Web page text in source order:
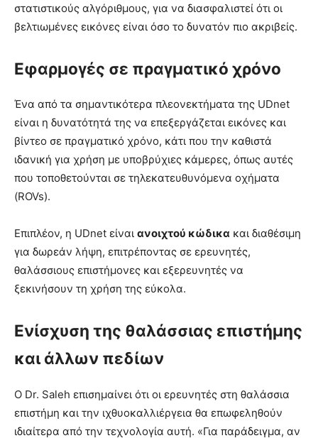
στατιστικούς αλγόριθμους, για να διασφαλιστεί ότι οι
βελτιωμένες εικόνες είναι όσο το δυνατόν πιο ακριβείς.
Εφαρμογές σε πραγματικό χρόνο
Ένα από τα σημαντικότερα πλεονεκτήματα της UDnet
είναι η δυνατότητά της να επεξεργάζεται εικόνες και
βίντεο σε πραγματικό χρόνο, κάτι που την καθιστά
ιδανική για χρήση με υποβρύχιες κάμερες, όπως αυτές
που τοποθετούνται σε τηλεκατευθυνόμενα οχήματα
(ROVs).
Επιπλέον, η UDnet είναι ανοιχτού κώδικα και διαθέσιμη
για δωρεάν λήψη, επιτρέποντας σε ερευνητές,
θαλάσσιους επιστήμονες και εξερευνητές να
ξεκινήσουν τη χρήση της εύκολα.
Ενίσχυση της θαλάσσιας επιστήμης
και άλλων πεδίων
Ο Dr. Saleh επισημαίνει ότι οι ερευνητές στη θαλάσσια
επιστήμη και την ιχθυοκαλλιέργεια θα επωφεληθούν
ιδιαίτερα από την τεχνολογία αυτή. «Για παράδειγμα, αν